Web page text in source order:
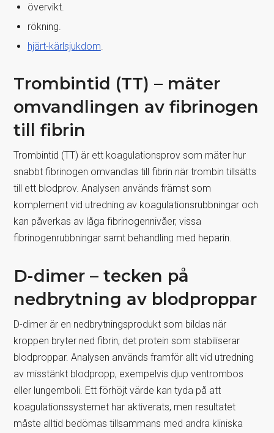
övervikt.
rökning.
hjärt-kärlsjukdom
Trombintid (TT) – mäter
omvandlingen av fibrinogen
till fibrin
Trombintid (TT) är ett koagulationsprov som mäter hur
snabbt fibrinogen omvandlas till fibrin när trombin tillsätts
till ett blodprov. Analysen används främst som
komplement vid utredning av koagulationsrubbningar och
kan påverkas av låga fibrinogennivåer, vissa
fibrinogenrubbningar samt behandling med heparin.
D-dimer – tecken på
nedbrytning av blodproppar
D-dimer är en nedbrytningsprodukt som bildas när
kroppen bryter ned fibrin, det protein som stabiliserar
blodproppar. Analysen används framför allt vid utredning
av misstänkt blodpropp, exempelvis djup ventrombos
eller lungemboli. Ett förhöjt värde kan tyda på att
koagulationssystemet har aktiverats, men resultatet
måste alltid bedömas tillsammans med andra kliniska